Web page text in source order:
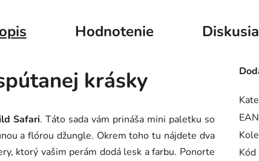
Hodnotenie Diskusia
krásky
Safari. Táto sada vám prináša mini paletku so
a flórou džungle. Okrem toho tu nájdete dva
ktorý vašim perám dodá lesk a farbu. Ponorte
EAN
Kód